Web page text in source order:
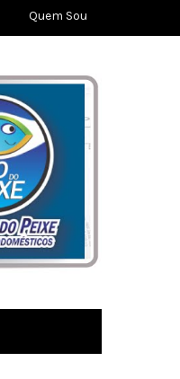
Quem Sou